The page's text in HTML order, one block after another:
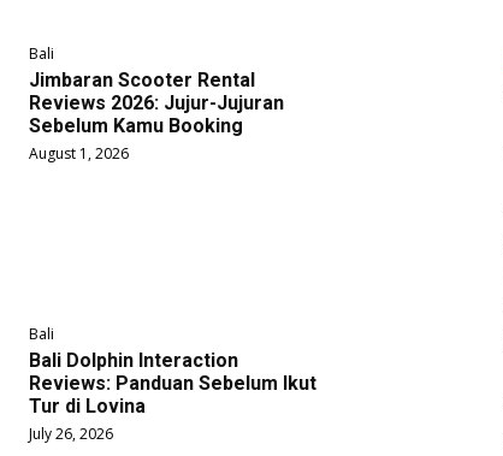
Bali
Jimbaran Scooter Rental
Reviews 2026: Jujur-Jujuran
Sebelum Kamu Booking
August 1, 2026
Bali
Bali Dolphin Interaction
Reviews: Panduan Sebelum Ikut
Tur di Lovina
July 26, 2026